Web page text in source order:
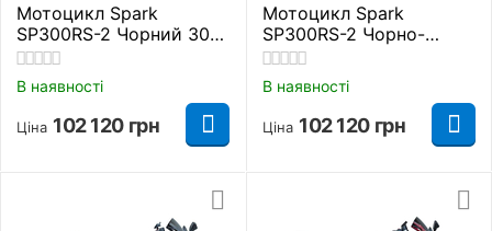
Мотоцикл Spark
SP300RS-2 Чорний 300
куб. см.
В наявності
Ціна 102 120 грн
Мотоцикл Spark
SP300RS-2 Чорно-
зелений 300 куб. см.
В наявності
Ціна 102 120 грн